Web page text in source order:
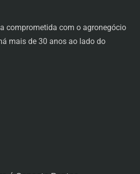
FONTE
comprometida com o agronegócio
mais de 30 anos ao lado do